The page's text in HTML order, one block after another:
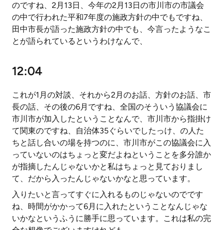
のですね、2月13日、今年の2月13日の市川市の市議会
の中で行われた平和7年度の施政方針の中でもですね、
田中市長が語った施政方針の中でも、今言ったようなこ
とが語られているというわけなんで、
12:04
これが1月の対談、それから2月のお話、方針のお話、市
長の話、その後の6月ですね、全国のそういう協議会に
市川市が加入したということなんで、市川市から指掛け
て関東のですね、自治体35ぐらいでしたっけ、の人た
ちと話し合いの場を持つのに、市川市がこの協議会に入
っていないのはちょっと変だよねということを多分誰か
が指摘したんじゃないかと私はちょっと見ておりまし
て、だから入ったんじゃないかなと思っています。
入りたいと言ってすぐに入れるものじゃないのでです
ね、時間がかかって6月に入れたということなんじゃな
いかなというふうに勝手に思っています。これは私の完